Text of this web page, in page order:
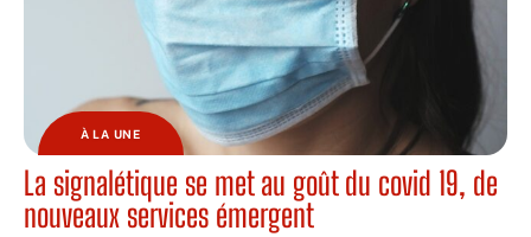
À LA UNE
La signalétique se met au goût du covid 19, de
nouveaux services émergent